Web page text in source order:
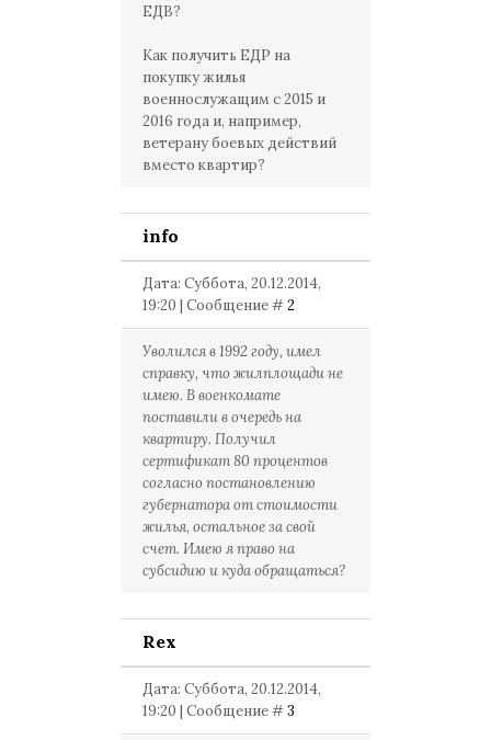
ЕДВ?
Как получить ЕДР на
покупку жилья
военнослужащим с 2015 и
2016 года и, например,
ветерану боевых действий
вместо квартир?
info
Дата: Суббота, 20.12.2014,
19:20 | Сообщение #2
Уволился в 1992 году, имел
справку, что жилплощади не
имею. В военкомате
поставили в очередь на
квартиру. Получил
сертификат 80 процентов
согласно постановлению
губернатора от стоимости
жилья, остальное за свой
счет. Имею я право на
субсидию и куда обращаться?
Rex
Дата: Суббота, 20.12.2014,
19:20 | Сообщение #3